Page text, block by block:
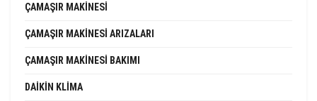
ÇAMAŞIR MAKINESI
ÇAMAŞIR MAKINESI ARIZALARI
ÇAMAŞIR MAKINESI BAKIMI
DAIKIN KLIMA